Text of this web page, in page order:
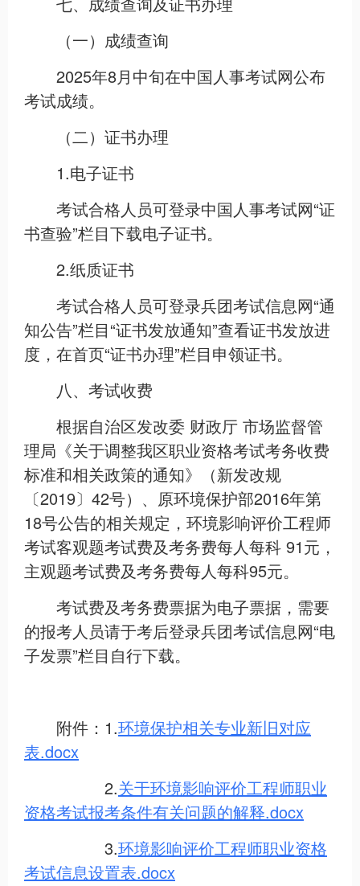
（一）成绩查询
2025年8月中旬在中国人事考试网公布
考试成绩。
（二）证书办理
1.电子证书
考试合格人员可登录中国人事考试网“证
书查验”栏目下载电子证书。
2.纸质证书
考试合格人员可登录兵团考试信息网“通
知公告”栏目“证书发放通知”查看证书发放进
度，在首页“证书办理”栏目申领证书。
八、考试收费
根据自治区发改委 财政厅 市场监督管
理局《关于调整我区职业资格考试考务收费
标准和相关政策的通知》（新发改规
〔2019〕42号）、原环境保护部2016年第
18号公告的相关规定，环境影响评价工程师
考试客观题考试费及考务费每人每科 91元，
主观题考试费及考务费每人每科95元。
考试费及考务费票据为电子票据，需要
的报考人员请于考后登录兵团考试信息网“电
子发票”栏目自行下载。
附件：1.环境保护相关专业新旧对应
表.docx
2.关于环境影响评价工程师职业
资格考试报考条件有关问题的解释.docx
3.环境影响评价工程师职业资格
考试信息设置表.docx